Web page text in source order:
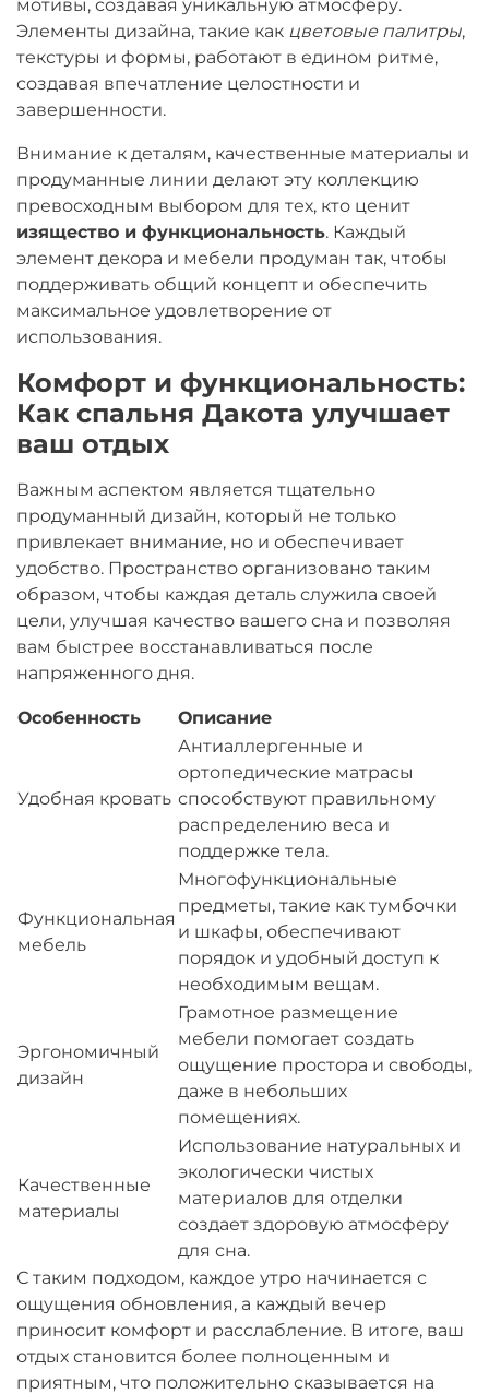
мотивы, создавая уникальную атмосферу.
Элементы дизайна, такие как цветовые палитры,
текстуры и формы, работают в едином ритме,
создавая впечатление целостности и
завершенности.
Внимание к деталям, качественные материалы и
продуманные линии делают эту коллекцию
превосходным выбором для тех, кто ценит
изящество и функциональность. Каждый
элемент декора и мебели продуман так, чтобы
поддерживать общий концепт и обеспечить
максимальное удовлетворение от
использования.
Комфорт и функциональность:
Как спальня Дакота улучшает
ваш отдых
Важным аспектом является тщательно
продуманный дизайн, который не только
привлекает внимание, но и обеспечивает
удобство. Пространство организовано таким
образом, чтобы каждая деталь служила своей
цели, улучшая качество вашего сна и позволяя
вам быстрее восстанавливаться после
напряженного дня.
Особенность Описание
Удобная кровать
Антиаллергенные и
ортопедические матрасы
способствуют правильному
распределению веса и
поддержке тела.
Функциональная
мебель
Многофункциональные
предметы, такие как тумбочки
и шкафы, обеспечивают
порядок и удобный доступ к
необходимым вещам.
Эргономичный
дизайн
Грамотное размещение
мебели помогает создать
ощущение простора и свободы,
даже в небольших
помещениях.
Качественные
материалы
Использование натуральных и
экологически чистых
материалов для отделки
создает здоровую атмосферу
для сна.
С таким подходом, каждое утро начинается с
ощущения обновления, а каждый вечер
приносит комфорт и расслабление. В итоге, ваш
отдых становится более полноценным и
приятным, что положительно сказывается на